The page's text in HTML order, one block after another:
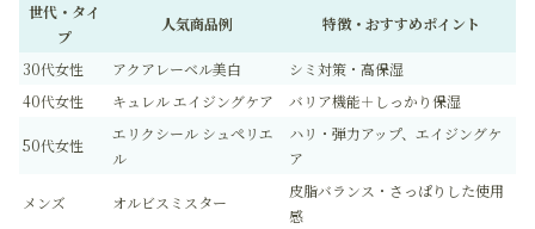
世代・タイ
プ
人気商品例 特徴・おすすめポイント
30代女性 アクアレーベル美白
シミ対策・高保湿
40代女性
キュレル エイジングケア バリア機能＋しっかり保湿
50代女性
エリクシール シュペリエ
ル
ハリ・弾力アップ、エイジングケ
ア
メンズ オルビスミスター
皮脂バランス・さっぱりした使用
感